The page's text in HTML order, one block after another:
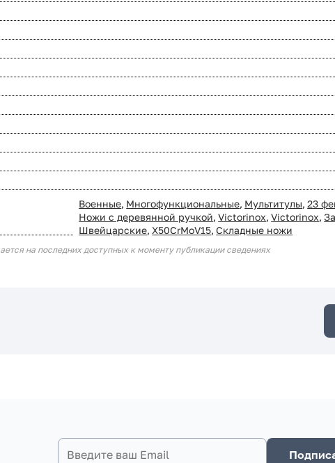
Военные, Многофункциональные, Мультитулы, 23
Ножи с деревянной ручкой, Victorinox, Victorinox,
Швейцарские, Х50CrMoV15, Складные ножи
на последних доступных к моменту публикации сведениях